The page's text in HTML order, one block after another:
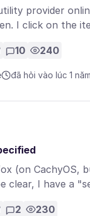
provider
I click on the
10 240
đã hỏi vào lúc 1
(on
clear, I have a
2 230